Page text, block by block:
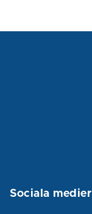
Sociala medier